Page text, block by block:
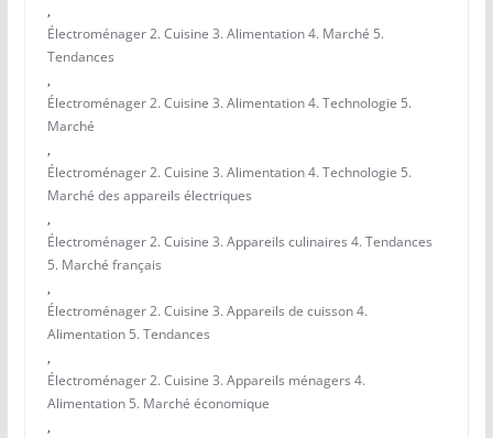
,
Électroménager 2. Cuisine 3. Alimentation 4. Marché 5.
Tendances
,
Électroménager 2. Cuisine 3. Alimentation 4. Technologie 5.
Marché
,
Électroménager 2. Cuisine 3. Alimentation 4. Technologie 5.
Marché des appareils électriques
,
Électroménager 2. Cuisine 3. Appareils culinaires 4. Tendances
5. Marché français
,
Électroménager 2. Cuisine 3. Appareils de cuisson 4.
Alimentation 5. Tendances
,
Électroménager 2. Cuisine 3. Appareils ménagers 4.
Alimentation 5. Marché économique
,